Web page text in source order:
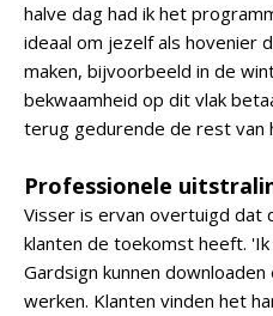
halve dag had ik het
ideaal om jezelf als hovenier
maken, bijvoorbeeld in de
bekwaamheid op dit vlak
terug gedurende de rest van
Professionele
Visser is ervan overtuigd dat
klanten de toekomst heeft.
Gardsign kunnen
werken. Klanten vinden het